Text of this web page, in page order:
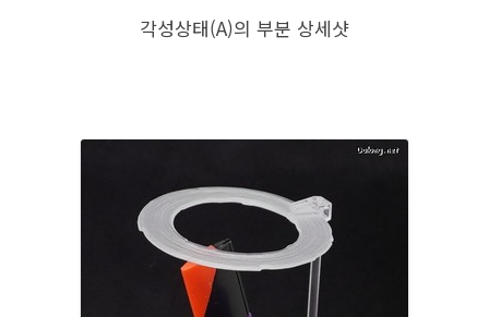
각성상태(A)의 부분 상세샷